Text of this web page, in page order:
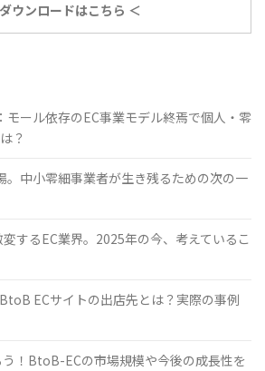
ウンロードはこちら ＜
モール依存のEC事業モデル終焉で個人・零
？
。中小零細事業者が生き残るための次の一
変するEC業界。2025年の今、考えているこ
ECサイトの出店先とは？実際の事例
！BtoB-ECの市場規模や今後の成長性を